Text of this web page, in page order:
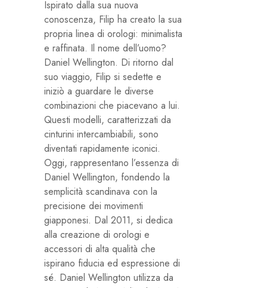
Ispirato dalla sua nuova
conoscenza, Filip ha creato la sua
propria linea di orologi: minimalista
e raffinata. Il nome dell’uomo?
Daniel Wellington. Di ritorno dal
suo viaggio, Filip si sedette e
iniziò a guardare le diverse
combinazioni che piacevano a lui.
Questi modelli, caratterizzati da
cinturini intercambiabili, sono
diventati rapidamente iconici.
Oggi, rappresentano l’essenza di
Daniel Wellington, fondendo la
semplicità scandinava con la
precisione dei movimenti
giapponesi. Dal 2011, si dedica
alla creazione di orologi e
accessori di alta qualità che
ispirano fiducia ed espressione di
sé. Daniel Wellington utilizza da